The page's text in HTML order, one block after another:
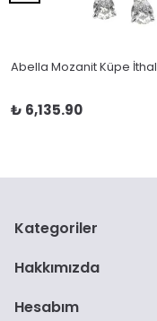
Abella Mozanit Küpe İthal
₺ 6,135.90
Kategoriler
Hakkımızda
Hesabım